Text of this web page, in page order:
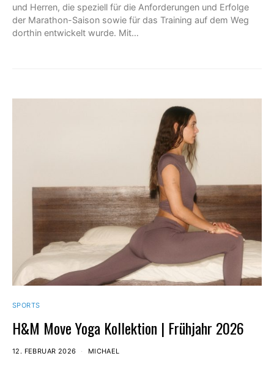
und Herren, die speziell für die Anforderungen und Erfolge
der Marathon-Saison sowie für das Training auf dem Weg
dorthin entwickelt wurde. Mit…
SPORTS
H&M Move Yoga Kollektion | Frühjahr 2026
12. FEBRUAR 2026 MICHAEL